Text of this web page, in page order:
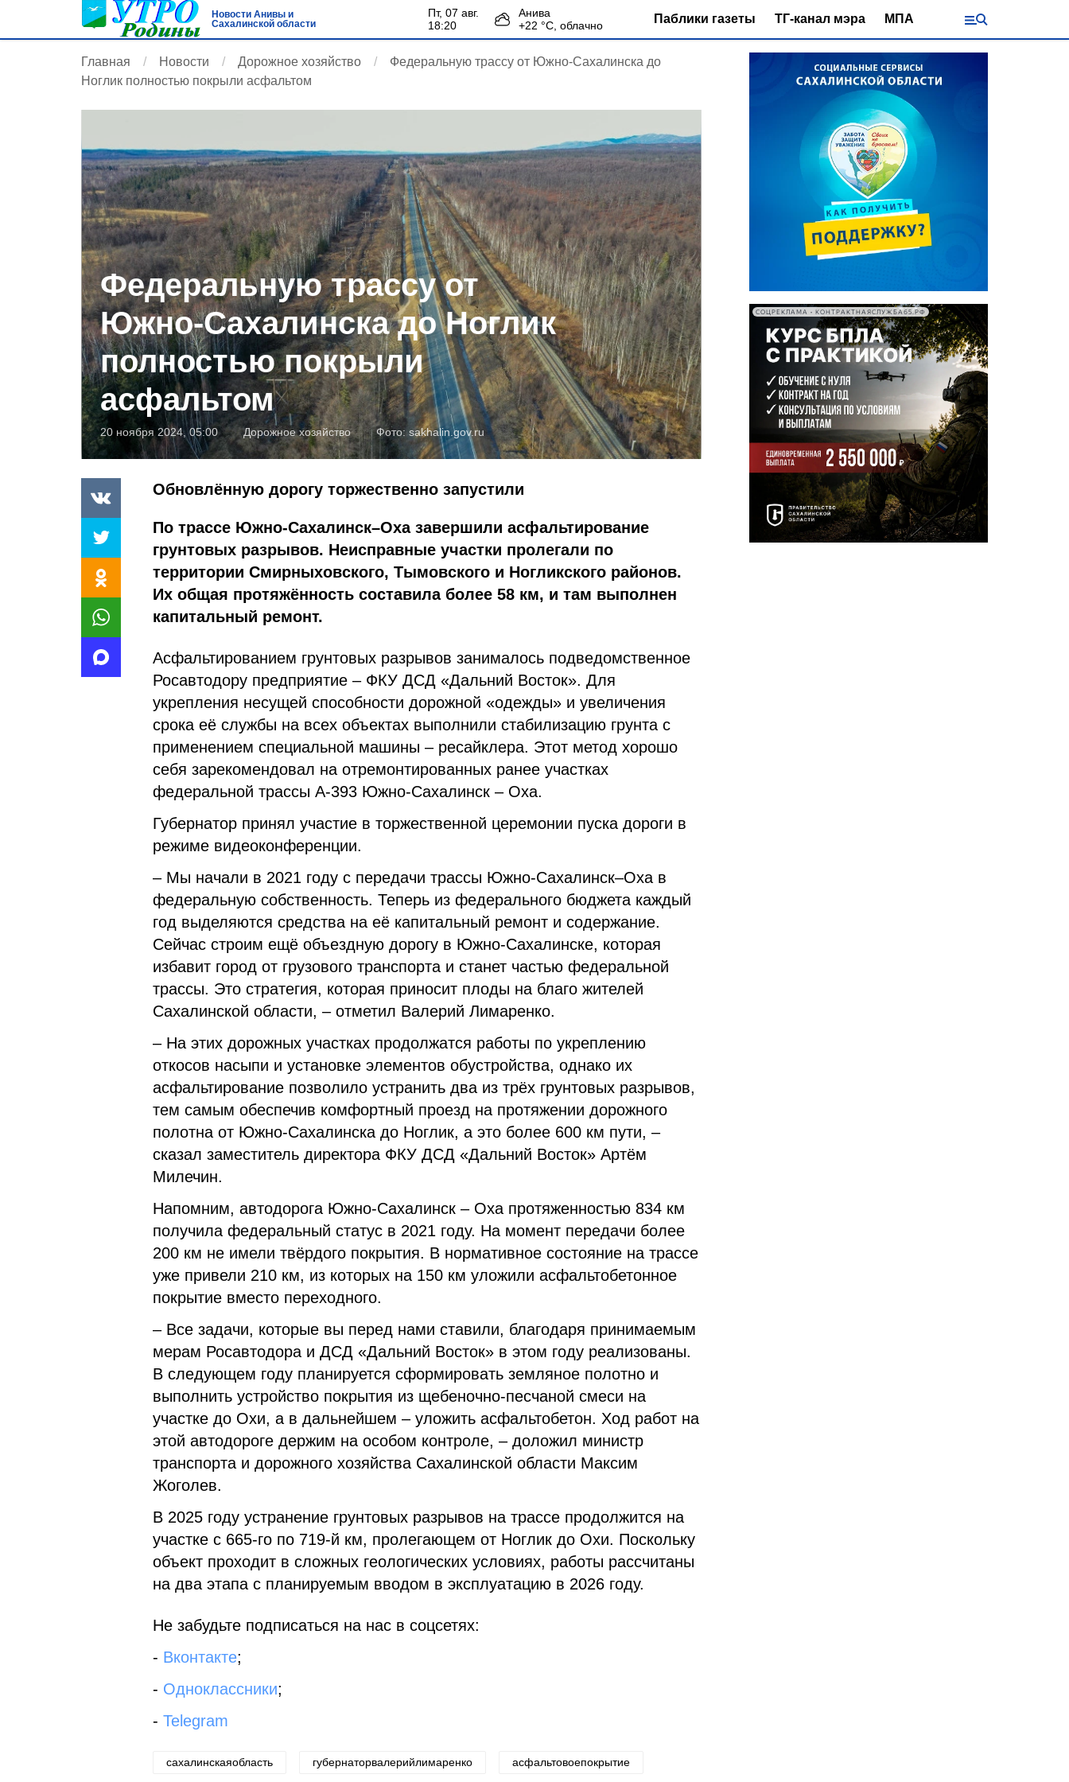
Новости Анивы и
Сахалинской области
пт, 07 авг.
18:20
Анива
+22 °С, облачно Паблики газеты ТГ-канал мэра МПА
Главная Новости Дорожное хозяйство
Федеральную трассу от Южно-Сахалинска до
Ноглик полностью покрыли асфальтом
Федеральную трассу от
Южно-Сахалинска до Ноглик
полностью покрыли
асфальтом
20 ноября 2024, 05:00 Дорожное хозяйство Фото: sakhalin.gov.ru
Обновлённую дорогу торжественно запустили
По трассе Южно-Сахалинск–Оха завершили асфальтирование
грунтовых разрывов. Неисправные участки пролегали по
территории Смирныховского, Тымовского и Ногликского районов.
Их общая протяжённость составила более 58 км, и там выполнен
капитальный ремонт.
Асфальтированием грунтовых разрывов занималось подведомственное
Росавтодору предприятие – ФКУ ДСД «Дальний Восток». Для
укрепления несущей способности дорожной «одежды» и увеличения
срока её службы на всех объектах выполнили стабилизацию грунта с
применением специальной машины – ресайклера. Этот метод хорошо
себя зарекомендовал на отремонтированных ранее участках
федеральной трассы А-393 Южно-Сахалинск – Оха.
Губернатор принял участие в торжественной церемонии пуска дороги в
режиме видеоконференции.
– Мы начали в 2021 году с передачи трассы Южно-Сахалинск–Оха в
федеральную собственность. Теперь из федерального бюджета каждый
год выделяются средства на её капитальный ремонт и содержание.
Сейчас строим ещё объездную дорогу в Южно-Сахалинске, которая
избавит город от грузового транспорта и станет частью федеральной
трассы. Это стратегия, которая приносит плоды на благо жителей
Сахалинской области, – отметил Валерий Лимаренко.
– На этих дорожных участках продолжатся работы по укреплению
откосов насыпи и установке элементов обустройства, однако их
асфальтирование позволило устранить два из трёх грунтовых разрывов,
тем самым обеспечив комфортный проезд на протяжении дорожного
полотна от Южно-Сахалинска до Ноглик, а это более 600 км пути, –
сказал заместитель директора ФКУ ДСД «Дальний Восток» Артём
Милечин.
Напомним, автодорога Южно-Сахалинск – Оха протяженностью 834 км
получила федеральный статус в 2021 году. На момент передачи более
200 км не имели твёрдого покрытия. В нормативное состояние на трассе
уже привели 210 км, из которых на 150 км уложили асфальтобетонное
покрытие вместо переходного.
– Все задачи, которые вы перед нами ставили, благодаря принимаемым
мерам Росавтодора и ДСД «Дальний Восток» в этом году реализованы.
В следующем году планируется сформировать земляное полотно и
выполнить устройство покрытия из щебеночно-песчаной смеси на
участке до Охи, а в дальнейшем – уложить асфальтобетон. Ход работ на
этой автодороге держим на особом контроле, – доложил министр
транспорта и дорожного хозяйства Сахалинской области Максим
Жоголев.
В 2025 году устранение грунтовых разрывов на трассе продолжится на
участке с 665-го по 719-й км, пролегающем от Ноглик до Охи. Поскольку
объект проходит в сложных геологических условиях, работы рассчитаны
на два этапа с планируемым вводом в эксплуатацию в 2026 году.
Не забудьте подписаться на нас в соцсетях:
- Вконтакте;
- Одноклассники;
- Telegram
сахалинскаяобласть губернаторвалерийлимаренко асфальтовоепокрытие
СОЦРЕКЛАМА • КОНТРАКТНАЯСЛУЖБА65.РФ